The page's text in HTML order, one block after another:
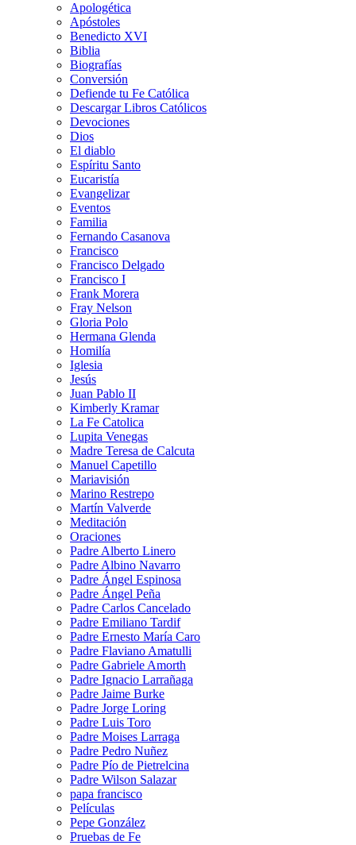
Apologética
Apóstoles
Benedicto XVI
Biblia
Biografías
Conversión
Defiende tu Fe Católica
Descargar Libros Católicos
Devociones
Dios
El diablo
Espíritu Santo
Eucaristía
Evangelizar
Eventos
Familia
Fernando Casanova
Francisco
Francisco Delgado
Francisco I
Frank Morera
Fray Nelson
Gloria Polo
Hermana Glenda
Homilía
Iglesia
Jesús
Juan Pablo II
Kimberly Kramar
La Fe Catolica
Lupita Venegas
Madre Teresa de Calcuta
Manuel Capetillo
Mariavisión
Marino Restrepo
Martín Valverde
Meditación
Oraciones
Padre Alberto Linero
Padre Albino Navarro
Padre Ángel Espinosa
Padre Ángel Peña
Padre Carlos Cancelado
Padre Emiliano Tardif
Padre Ernesto María Caro
Padre Flaviano Amatulli
Padre Gabriele Amorth
Padre Ignacio Larrañaga
Padre Jaime Burke
Padre Jorge Loring
Padre Luis Toro
Padre Moises Larraga
Padre Pedro Nuñez
Padre Pío de Pietrelcina
Padre Wilson Salazar
papa francisco
Películas
Pepe González
Pruebas de Fe